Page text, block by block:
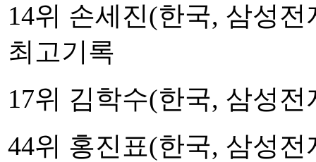
14위 손세진(한국, 삼
최고기록
17위 김학수(한국, 삼
44위 홍진표(한국, 삼